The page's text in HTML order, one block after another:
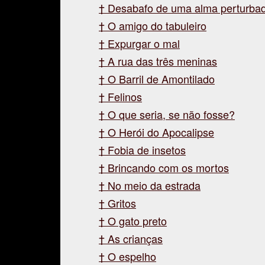
Desabafo de uma alma
O amigo do tabuleiro
Expurgar o mal
A rua das três meninas
O Barril de Amontilado
Felinos
O que seria, se não fosse?
O Herói do Apocalipse
Fobia de insetos
Brincando com os mortos
No meio da estrada
Gritos
O gato preto
As crianças
O espelho